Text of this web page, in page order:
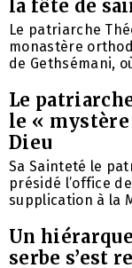
la fête de
Le patriarche
monastère
de Gethsémani,
Le
le « mystère
Dieu
Sa Sainteté le
présidé l’office
supplication à la
Un
serbe s’est